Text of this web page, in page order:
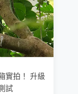
實拍！ 升級
試